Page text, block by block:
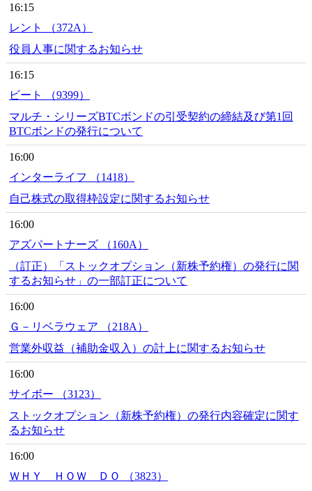
16:15
レント （372A）
役員人事に関するお知らせ
16:15
ビート （9399）
マルチ・シリーズBTCボンドの引受契約の締結及び第1回
BTCボンドの発行について
16:00
インターライフ （1418）
自己株式の取得枠設定に関するお知らせ
16:00
アズパートナーズ （160A）
（訂正）「ストックオプション（新株予約権）の発行に関
するお知らせ」の一部訂正について
16:00
Ｇ－リベラウェア （218A）
営業外収益（補助金収入）の計上に関するお知らせ
16:00
サイボー （3123）
ストックオプション（新株予約権）の発行内容確定に関す
るお知らせ
16:00
ＷＨＹ ＨＯＷ ＤＯ （3823）